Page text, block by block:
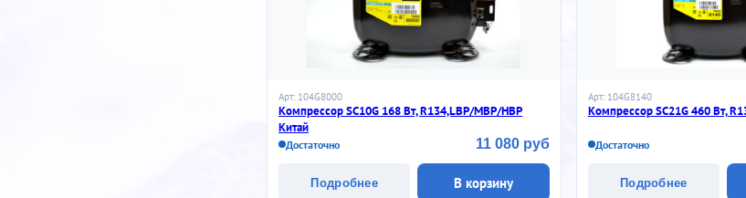
Арт: 104G8000
Компрессор SC10G 168 Вт, R134,LBP/MBP/HBP
Китай
Достаточно 11 080 руб
Подробнее В корзину
Арт: 104G8140
Компрессор SC21G 460 Вт,
Достаточно
Подробнее